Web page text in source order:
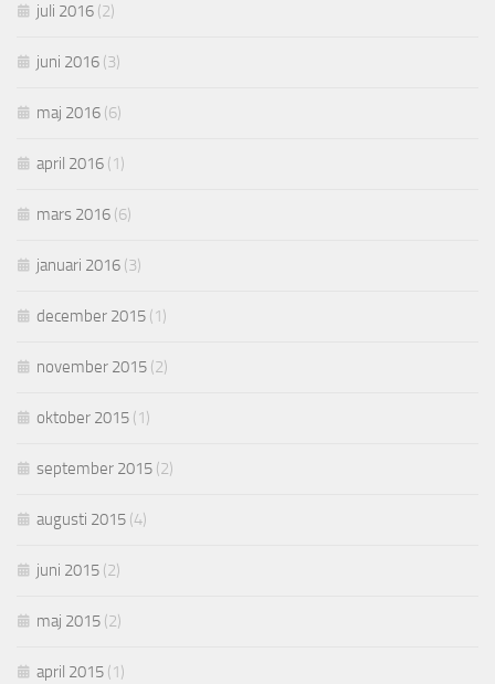
juli 2016 (2)
juni 2016 (3)
maj 2016 (6)
april 2016 (1)
mars 2016 (6)
januari 2016 (3)
december 2015 (1)
november 2015 (2)
oktober 2015 (1)
september 2015 (2)
augusti 2015 (4)
juni 2015 (2)
maj 2015 (2)
april 2015 (1)